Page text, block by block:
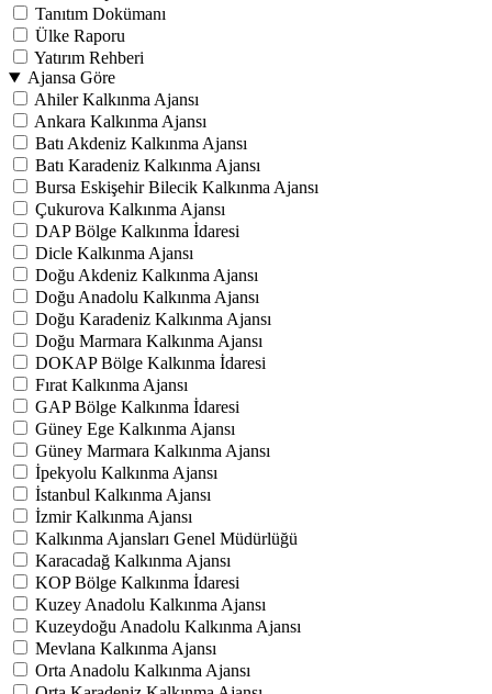
Tanıtım Dokümanı
Ülke Raporu
Yatırım Rehberi
Ajansa Göre
Ahiler Kalkınma Ajansı
Ankara Kalkınma Ajansı
Batı Akdeniz Kalkınma Ajansı
Batı Karadeniz Kalkınma Ajansı
Bursa Eskişehir Bilecik Kalkınma Ajansı
Çukurova Kalkınma Ajansı
DAP Bölge Kalkınma İdaresi
Dicle Kalkınma Ajansı
Doğu Akdeniz Kalkınma Ajansı
Doğu Anadolu Kalkınma Ajansı
Doğu Karadeniz Kalkınma Ajansı
Doğu Marmara Kalkınma Ajansı
DOKAP Bölge Kalkınma İdaresi
Fırat Kalkınma Ajansı
GAP Bölge Kalkınma İdaresi
Güney Ege Kalkınma Ajansı
Güney Marmara Kalkınma Ajansı
İpekyolu Kalkınma Ajansı
İstanbul Kalkınma Ajansı
İzmir Kalkınma Ajansı
Kalkınma Ajansları Genel Müdürlüğü
Karacadağ Kalkınma Ajansı
KOP Bölge Kalkınma İdaresi
Kuzey Anadolu Kalkınma Ajansı
Kuzeydoğu Anadolu Kalkınma Ajansı
Mevlana Kalkınma Ajansı
Orta Anadolu Kalkınma Ajansı